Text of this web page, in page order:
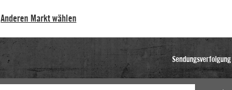
Anderen Markt wählen
Sendungsverfolgung